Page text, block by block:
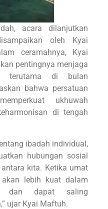
acara dilanjutkan
oleh Kyai
ceramahnya, Kyai
pentingnya menjaga
terutama di bulan
bahwa persatuan
ukhuwah
di tengah
ibadah individual,
hubungan sosial
kita. Ketika umat
lebih kuat dalam
dan dapat saling
ujar Kyai Maftuh.